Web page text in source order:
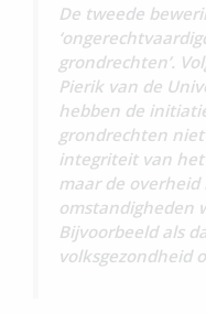
De tweede
grondrechten’.
Pierik van de
hebben de
grondrechten niet
integriteit van
maar de
omstandigheden
Bijvoorbeeld als
volksgezondheid